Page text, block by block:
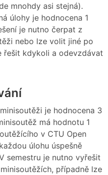
mnohdy asi stejná).
úlohy je hodnocena 1
je nutno čerpat z
nebo lze volit jiné po
řešit kdykoli a odevzdávat
je hodnocena 3
má hodnotu 1
v CTU Open
úlohu úspešně
semestru je nutno vyřešit
případně lze